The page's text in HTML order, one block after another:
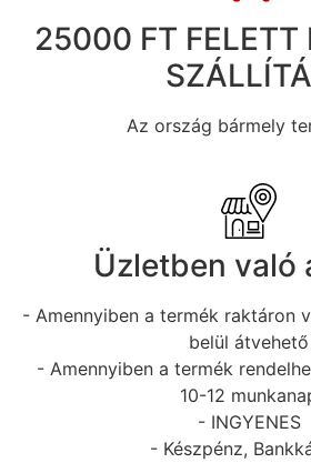
25000 FT FELETT
Az ország bármely
Üzletben való
- Amennyiben a termék raktáron
belül átvehető
- Amennyiben a termék
10-12
- INGYENES
- Készpénz,